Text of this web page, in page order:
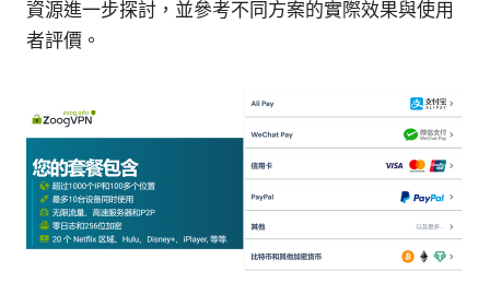
資源進一步探討，並參考不同方案的實際效果與使用
者評價。